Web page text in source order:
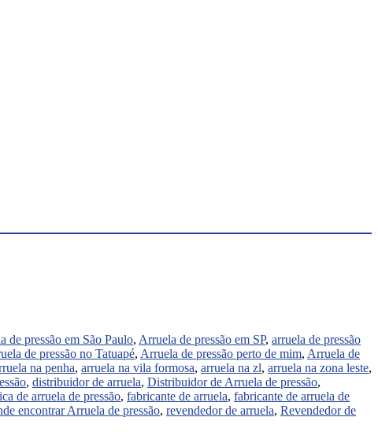
de pressão em São Paulo, Arruela de pressão em SP, arruela de pressão
de pressão no Tatuapé, Arruela de pressão perto de mim, Arruela de
na penha, arruela na vila formosa, arruela na zl, arruela na zona leste,
, distribuidor de arruela, Distribuidor de Arruela de pressão,
de arruela de pressão, fabricante de arruela, fabricante de arruela de
encontrar Arruela de pressão, revendedor de arruela, Revendedor de